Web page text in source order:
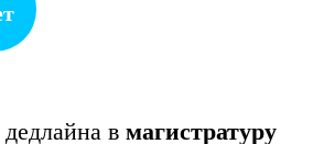
в магистратуру